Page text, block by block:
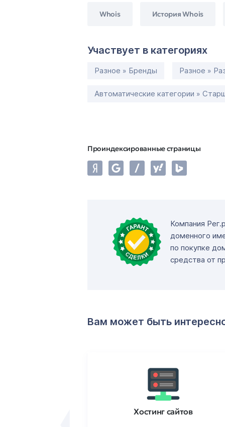
Whois История Whois
Участвует в категориях
Разное » Бренды Разное »
Автоматические категории »
Проиндексированные страницы
Компания
доменного
по покупке
средства от
Вам может быть
Хостинг сайтов